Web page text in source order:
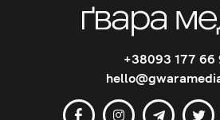
+38093 177 66